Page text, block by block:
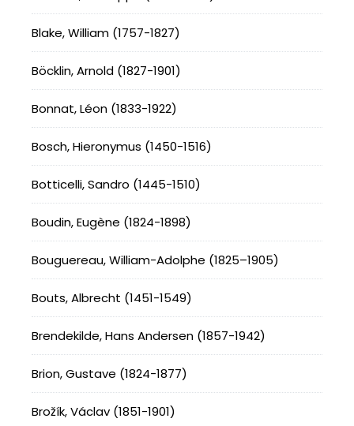
Blake, William (1757-1827)
Böcklin, Arnold (1827-1901)
Bonnat, Léon (1833-1922)
Bosch, Hieronymus (1450-1516)
Botticelli, Sandro (1445-1510)
Boudin, Eugène (1824-1898)
Bouguereau, William-Adolphe (1825–1905)
Bouts, Albrecht (1451-1549)
Brendekilde, Hans Andersen (1857-1942)
Brion, Gustave (1824-1877)
Brožík, Václav (1851-1901)